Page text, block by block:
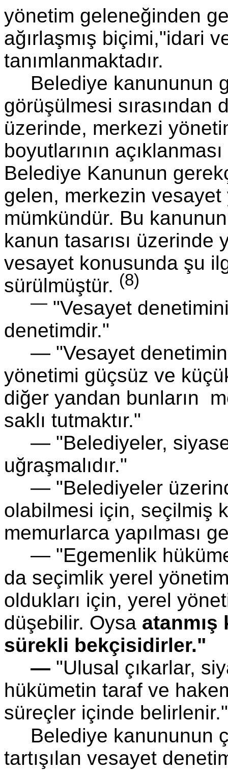
yönetim geleneğinden
ağırlaşmış biçimi,"idari
tanımlanmaktadır.
Belediye kanununun
görüşülmesi sırasından
üzerinde, merkezi
boyutlarının
Belediye Kanunun
gelen, merkezin
mümkündür. Bu
kanun tasarısı üzerinde
vesayet konusunda şu
sürülmüştür. (8)
— "Vesayet
denetimdir."
— "Vesayet
yönetimi güçsüz ve
diğer yandan bunların
saklı tutmaktır."
— "Belediyeler,
uğraşmalıdır."
— "Belediyeler
olabilmesi için, seçilmiş
memurlarca yapılması
— "Egemenlik
da seçimlik yerel
oldukları için, yerel
düşebilir. Oysa
sürekli bekçisidirler."
— "Ulusal çıkarlar,
hükümetin taraf ve
süreçler içinde
Belediye kanununun
tartışılan vesayet